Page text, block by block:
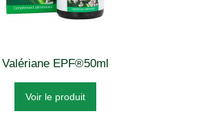
Valériane EPF®50ml
Voir le produit